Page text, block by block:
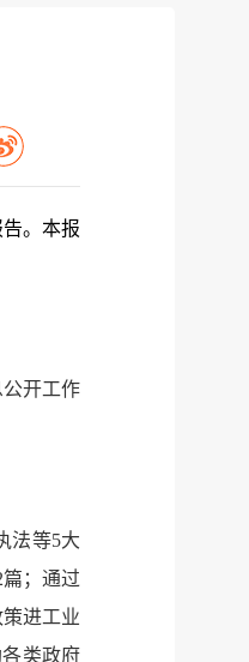
。本报
开工作
法等5大
；通过
进工业
类政府